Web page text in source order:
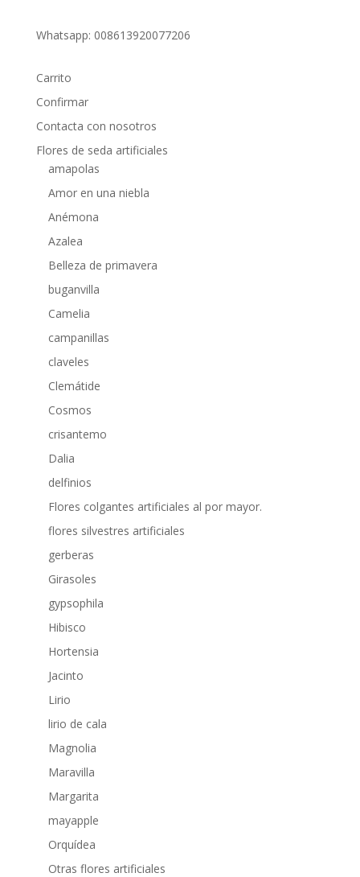
Whatsapp: 008613920077206
Carrito
Confirmar
Contacta con nosotros
Flores de seda artificiales
amapolas
Amor en una niebla
Anémona
Azalea
Belleza de primavera
buganvilla
Camelia
campanillas
claveles
Clemátide
Cosmos
crisantemo
Dalia
delfinios
Flores colgantes artificiales al por mayor.
flores silvestres artificiales
gerberas
Girasoles
gypsophila
Hibisco
Hortensia
Jacinto
Lirio
lirio de cala
Magnolia
Maravilla
Margarita
mayapple
Orquídea
Otras flores artificiales